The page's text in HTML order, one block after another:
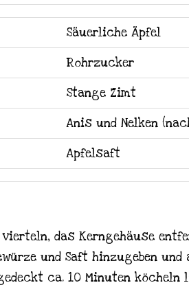
Säuerliche Äpfel
Rohrzucker
Stange Zimt
Anis und Nelken
Apfelsaft
das Kerngehäuse
und Saft hinzugeben
ca. 10 Minuten köcheln